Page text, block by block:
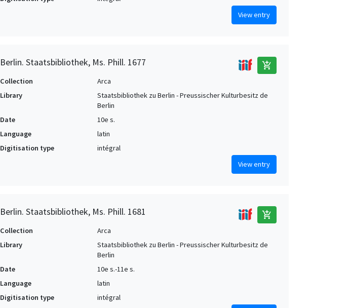
View entry
Berlin. Staatsbibliothek, Ms. Phill. 1677 add_shopping_cart
Collection
Arca
Library
Staatsbibliothek zu Berlin - Preussischer Kulturbesitz de
Berlin
Date
10e s.
Language
latin
Digitisation type
intégral
View entry
Berlin. Staatsbibliothek, Ms. Phill. 1681 add_shopping_cart
Collection
Arca
Library
Staatsbibliothek zu Berlin - Preussischer Kulturbesitz de
Berlin
Date
10e s.-11e s.
Language
latin
Digitisation type
intégral